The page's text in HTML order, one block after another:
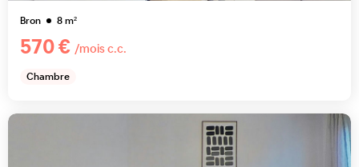
Bron 8m²
570 € /mois c.c.
Chambre